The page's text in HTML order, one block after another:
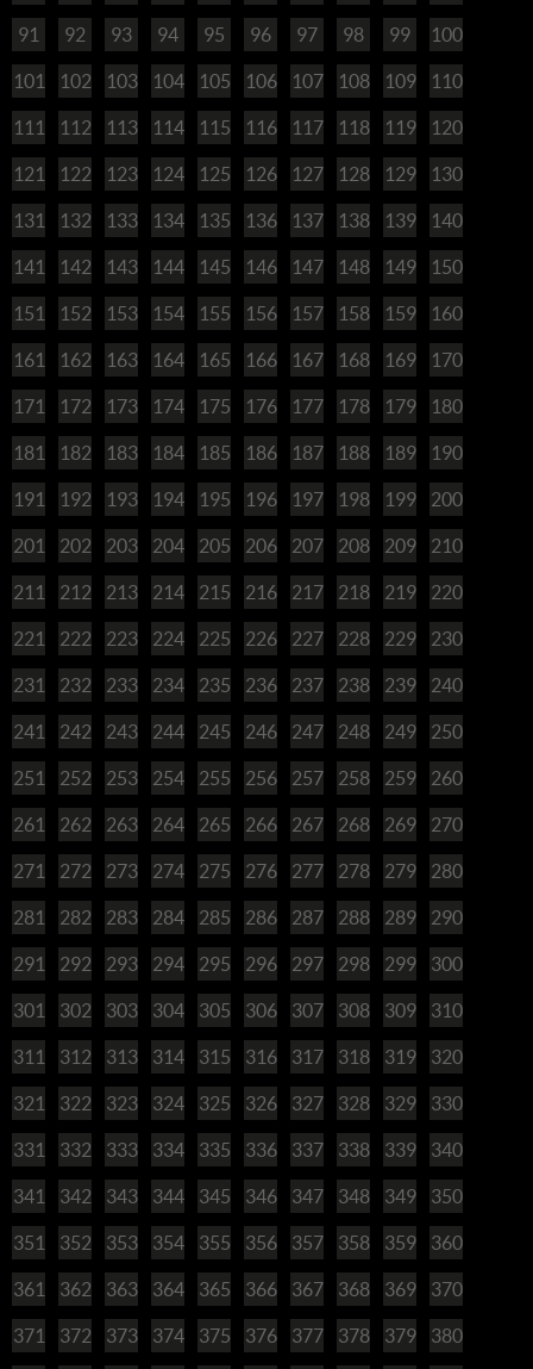
91 92 93 94 95 96 97 98 99 100
101 102 103 104 105 106 107 108 109 110
111 112 113 114 115 116 117 118 119 120
121 122 123 124 125 126 127 128 129 130
131 132 133 134 135 136 137 138 139 140
141 142 143 144 145 146 147 148 149 150
151 152 153 154 155 156 157 158 159 160
161 162 163 164 165 166 167 168 169 170
171 172 173 174 175 176 177 178 179 180
181 182 183 184 185 186 187 188 189 190
191 192 193 194 195 196 197 198 199 200
201 202 203 204 205 206 207 208 209 210
211 212 213 214 215 216 217 218 219 220
221 222 223 224 225 226 227 228 229 230
231 232 233 234 235 236 237 238 239 240
241 242 243 244 245 246 247 248 249 250
251 252 253 254 255 256 257 258 259 260
261 262 263 264 265 266 267 268 269 270
271 272 273 274 275 276 277 278 279 280
281 282 283 284 285 286 287 288 289 290
291 292 293 294 295 296 297 298 299 300
301 302 303 304 305 306 307 308 309 310
311 312 313 314 315 316 317 318 319 320
321 322 323 324 325 326 327 328 329 330
331 332 333 334 335 336 337 338 339 340
341 342 343 344 345 346 347 348 349 350
351 352 353 354 355 356 357 358 359 360
361 362 363 364 365 366 367 368 369 370
371 372 373 374 375 376 377 378 379 380